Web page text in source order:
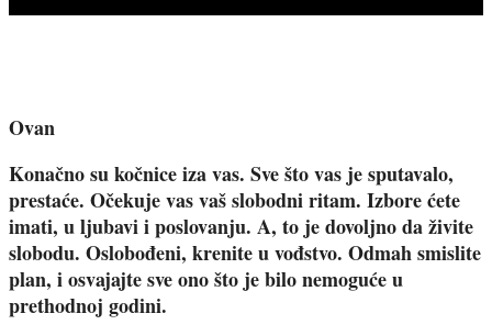
Ovan
Konačno su kočnice iza vas. Sve što vas je sputavalo,
prestaće. Očekuje vas vaš slobodni ritam. Izbore ćete
imati, u ljubavi i poslovanju. A, to je dovoljno da živite
slobodu. Oslobođeni, krenite u vođstvo. Odmah smislite
plan, i osvajajte sve ono što je bilo nemoguće u
prethodnoj godini.